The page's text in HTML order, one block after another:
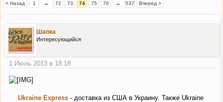
< Назад 1 ← 72 73 74 75 76 → 537 Вперёд >
Шапка
Интересующийся
1 Июль 2013 в 18:18
Ukraine Express - доставка из США в Украину. Также Ukraine